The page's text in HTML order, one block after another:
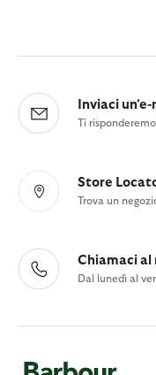
Inviaci un'e-
Ti
Store
Trova un
Chiamaci al
Dal lunedì al